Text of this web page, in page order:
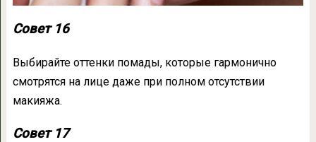
Совет 16
Выбирайте оттенки помады, которые гармонично
смотрятся на лице даже при полном отсутствии
макияжа.
Совет 17